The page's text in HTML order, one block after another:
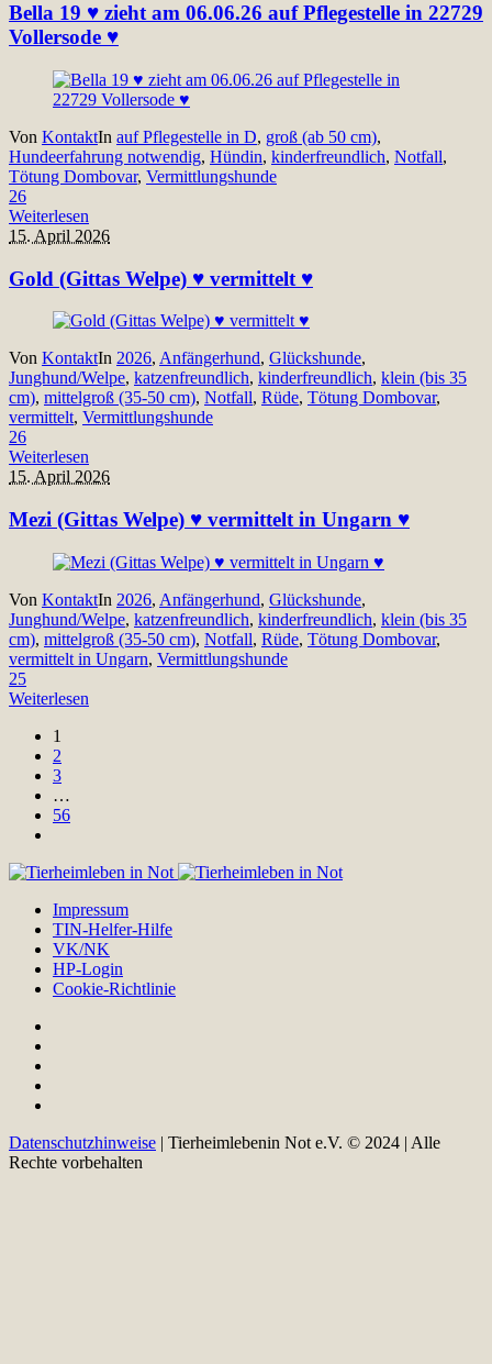
Bella 19 ♥ zieht am 06.06.26 auf Pflegestelle in 22729
Vollersode ♥
Von KontaktIn auf Pflegestelle in D, groß (ab 50 cm),
Hundeerfahrung notwendig, Hündin, kinderfreundlich, Notfall,
Tötung Dombovar, Vermittlungshunde
26
Weiterlesen
15. April 2026
Gold (Gittas Welpe) ♥ vermittelt ♥
Von KontaktIn 2026, Anfängerhund, Glückshunde,
Junghund/Welpe, katzenfreundlich, kinderfreundlich, klein (bis 35
cm), mittelgroß (35-50 cm), Notfall, Rüde, Tötung Dombovar,
vermittelt, Vermittlungshunde
26
Weiterlesen
15. April 2026
Mezi (Gittas Welpe) ♥ vermittelt in Ungarn ♥
Von KontaktIn 2026, Anfängerhund, Glückshunde,
Junghund/Welpe, katzenfreundlich, kinderfreundlich, klein (bis 35
cm), mittelgroß (35-50 cm), Notfall, Rüde, Tötung Dombovar,
vermittelt in Ungarn, Vermittlungshunde
25
Weiterlesen
1
2
3
…
56
Impressum
TIN-Helfer-Hilfe
VK/NK
HP-Login
Cookie-Richtlinie
Datenschutzhinweise | Tierheimlebenin Not e.V. © 2024 | Alle
Rechte vorbehalten